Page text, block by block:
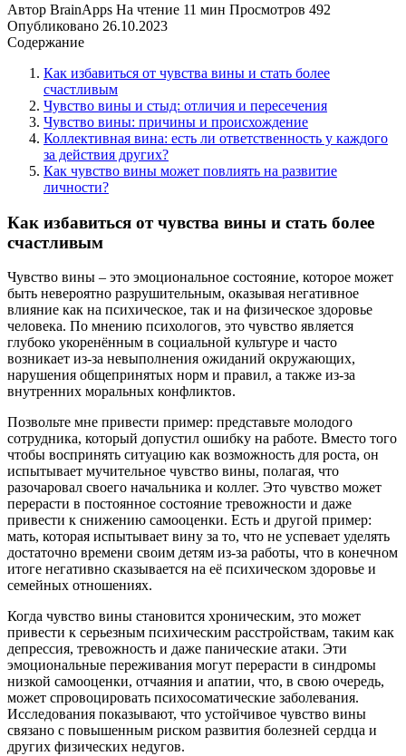
Автор BrainApps На чтение 11 мин Просмотров 492
Опубликовано 26.10.2023
Содержание
Как избавиться от чувства вины и стать более
счастливым
Чувство вины и стыд: отличия и пересечения
Чувство вины: причины и происхождение
Коллективная вина: есть ли ответственность у каждого
за действия других?
Как чувство вины может повлиять на развитие
личности?
Как избавиться от чувства вины и стать более
счастливым
Чувство вины – это эмоциональное состояние, которое может
быть невероятно разрушительным, оказывая негативное
влияние как на психическое, так и на физическое здоровье
человека. По мнению психологов, это чувство является
глубоко укоренённым в социальной культуре и часто
возникает из-за невыполнения ожиданий окружающих,
нарушения общепринятых норм и правил, а также из-за
внутренних моральных конфликтов.
Позвольте мне привести пример: представьте молодого
сотрудника, который допустил ошибку на работе. Вместо того
чтобы воспринять ситуацию как возможность для роста, он
испытывает мучительное чувство вины, полагая, что
разочаровал своего начальника и коллег. Это чувство может
перерасти в постоянное состояние тревожности и даже
привести к снижению самооценки. Есть и другой пример:
мать, которая испытывает вину за то, что не успевает уделять
достаточно времени своим детям из-за работы, что в конечном
итоге негативно сказывается на её психическом здоровье и
семейных отношениях.
Когда чувство вины становится хроническим, это может
привести к серьезным психическим расстройствам, таким как
депрессия, тревожность и даже панические атаки. Эти
эмоциональные переживания могут перерасти в синдромы
низкой самооценки, отчаяния и апатии, что, в свою очередь,
может спровоцировать психосоматические заболевания.
Исследования показывают, что устойчивое чувство вины
связано с повышенным риском развития болезней сердца и
других физических недугов.